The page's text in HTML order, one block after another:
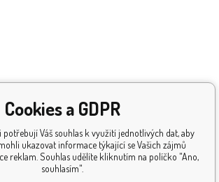
Cookies a GDPR
potřebují Váš souhlas k využití jednotlivých dat, aby
ukazovat informace týkající se Vašich zájmů
reklam. Souhlas udělíte kliknutím na políčko "Ano,
souhlasím".